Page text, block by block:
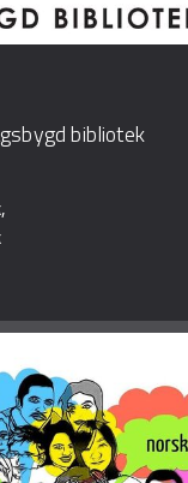
bibliotek